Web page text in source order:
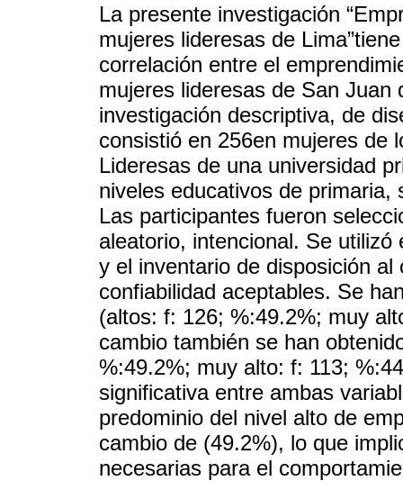
La presente investigación
mujeres lideresas de
correlación entre el
mujeres lideresas de San
investigación descriptiva, de
consistió en 256en mujeres de
Lideresas de una universidad
niveles educativos de
Las participantes fueron
aleatorio, intencional. Se
y el inventario de disposición
confiabilidad aceptables. Se
(altos: f: 126; %:49.2%; muy
cambio también se han
%:49.2%; muy alto: f: 113;
significativa entre ambas
predominio del nivel alto de
cambio de (49.2%), lo que
necesarias para el